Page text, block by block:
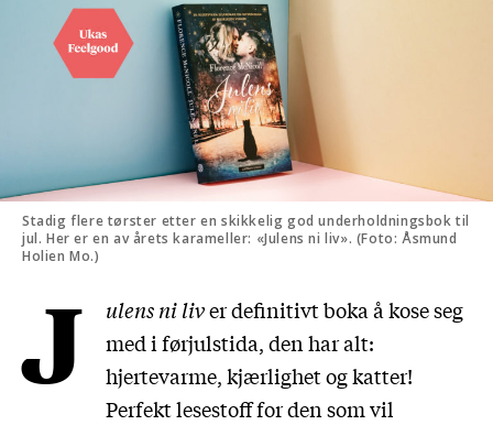
Stadig flere tørster etter en skikkelig god underholdningsbok til
jul. Her er en av årets karameller: «Julens ni liv». (Foto: Åsmund
Holien Mo.)
J ulens ni liver definitivt boka å kose seg
med i førjulstida, den har alt:
hjertevarme, kjærlighet og katter!
Perfekt lesestoff for den som vil